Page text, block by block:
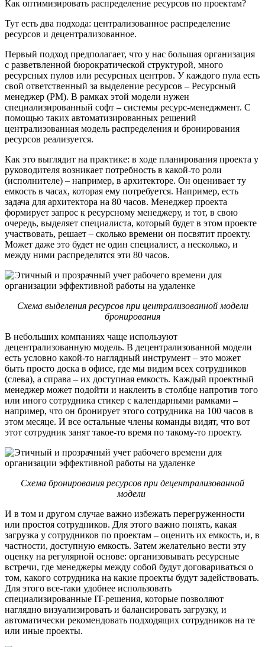
Как оптимизировать распределение ресурсов по проектам?
Тут есть два подхода: централизованное распределение
ресурсов и децентрализованное.
Первый подход предполагает, что у нас большая организация
с разветвленной бюрократической структурой, много
ресурсных пулов или ресурсных центров. У каждого пула есть
свой ответственный за выделение ресурсов – Ресурсный
менеджер (РМ). В рамках этой модели нужен
специализированный софт – системы ресурс-менеджмент. С
помощью таких автоматизированных решений
централизованная модель распределения и бронирования
ресурсов реализуется.
Как это выглядит на практике: в ходе планирования проекта у
руководителя возникает потребность в какой-то роли
(исполнителе) – например, в архитекторе. Он оценивает ту
емкость в часах, которая ему потребуется. Например, есть
задача для архитектора на 80 часов. Менеджер проекта
формирует запрос к ресурсному менеджеру, и тот, в свою
очередь, выделяет специалиста, который будет в этом проекте
участвовать, решает – сколько времени он посвятит проекту.
Может даже это будет не один специалист, а несколько, и
между ними распределятся эти 80 часов.
Схема выделения ресурсов при централизованной модели
бронирования
В небольших компаниях чаще используют
децентрализованную модель. В децентрализованной модели
есть условно какой-то наглядный инструмент – это может
быть просто доска в офисе, где мы видим всех сотрудников
(слева), а справа – их доступная емкость. Каждый проектный
менеджер может подойти и наклеить в столбце напротив того
или иного сотрудника стикер с календарными рамками –
например, что он бронирует этого сотрудника на 100 часов в
этом месяце. И все остальные члены команды видят, что вот
этот сотрудник занят такое-то время по такому-то проекту.
Схема бронирования ресурсов при децентрализованной
модели
И в том и другом случае важно избежать перегруженности
или простоя сотрудников. Для этого важно понять, какая
загрузка у сотрудников по проектам – оценить их емкость, и, в
частности, доступную емкость. Затем желательно вести эту
оценку на регулярной основе: организовывать ресурсные
встречи, где менеджеры между собой будут договариваться о
том, какого сотрудника на какие проекты будут задействовать.
Для этого все-таки удобнее использовать
специализированные IT-решения, которые позволяют
наглядно визуализировать и балансировать загрузку, и
автоматически рекомендовать подходящих сотрудников на те
или иные проекты.